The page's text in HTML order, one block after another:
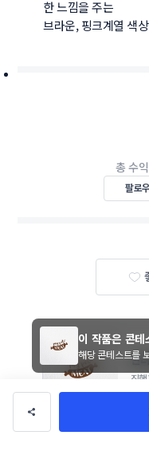
한 느낌을 주는
브라운, 핑크계열 색
총 수익
팔로
반
뢰
진
이 작품은 콘
해당 콘테스트를